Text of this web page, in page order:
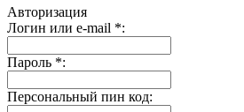
Авторизация
Логин или e-mail *:
Пароль *:
Персональный пин код: